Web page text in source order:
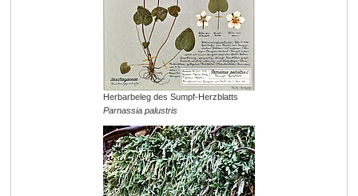
Herbarbeleg des Sumpf-Herzblatts
Parnassia palustris